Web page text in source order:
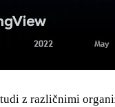
z različnimi